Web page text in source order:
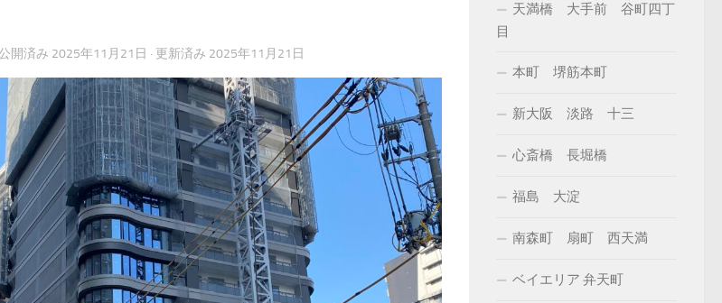
公開済み 2025年11月21日 · 更新済み 2025年11月21日
天満橋 大手前 谷町四丁
目
本町 堺筋本町
新大阪 淡路 十三
心斎橋 長堀橋
福島 大淀
南森町 扇町 西天満
ベイエリア 弁天町